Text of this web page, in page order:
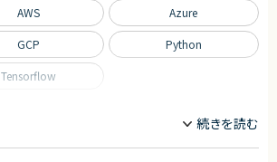
術的課題の発見および解決推進
ド／クライアント／動画配信領域など、幅広い技
ナレッジ共有
しての役割
携した案件進行管理および技術的な意思決定支援
AWS Azure
GCP Python
Tensorflow